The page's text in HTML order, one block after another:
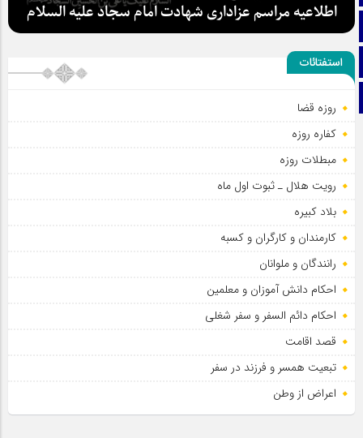
آپارات
اینستاگرام
اطلاعیه مراسم عزاداری شهادت امام سجاد علیه السلام
استفتائات
روزه قضا
کفاره روزه
مبطلات روزه
رویت هلال ـ ثبوت اول ماه
بلاد کبیره
کارمندان و کارگران و کسبه
رانندگان و ملوانان
احکام دانش آموزان و معلمین
احکام دائم السفر و سفر شغلی
قصد اقامت
تبعیت همسر و فرزند در سفر
اعراض از وطن